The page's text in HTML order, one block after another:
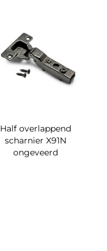
Half overlappend
scharnier X91N
ongeveerd